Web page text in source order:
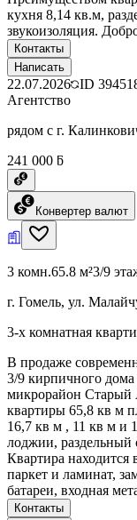
кухня 8,14 кв.м,
звукоизоляция.
Контакты
Написать
22.07.2026 ID
Агентство
рядом с г.
241 000 ƃ
Конвертер валют
3 комн.65.8 м²3/9
г. Гомель, ул.
3-х комнатная
В продаже
3/9 кирпичного
микрорайон Старый
квартиры 65,8 кв м
16,7 кв м , 11 кв м и
лоджии, раздельный
Квартира
паркет и ламинат,
батареи, входная
Контакты